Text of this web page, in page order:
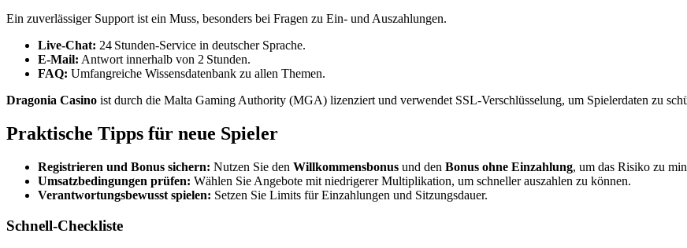
Ein zuverlässiger Support ist ein Muss, besonders bei Fragen zu Ein- und Auszahlungen.
Live‑Chat: 24 Stunden‑Service in deutscher Sprache.
E‑Mail: Antwort innerhalb von 2 Stunden.
FAQ: Umfangreiche Wissensdatenbank zu allen Themen.
Dragonia Casino ist durch die Malta Gaming Authority (MGA) lizenziert und verwendet SSL‑Verschlüsselung, um Spielerdaten zu
Praktische Tipps für neue Spieler
Registrieren und Bonus sichern: Nutzen Sie den Willkommensbonus und den Bonus ohne Einzahlung, um das Risiko zu
Umsatzbedingungen prüfen: Wählen Sie Angebote mit niedrigerer Multiplikation, um schneller auszahlen zu können.
Verantwortungsbewusst spielen: Setzen Sie Limits für Einzahlungen und Sitzungsdauer.
Schnell‑Checkliste